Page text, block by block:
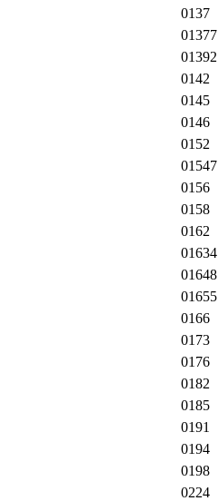
0137
01377
01392
0142
0145
0146
0152
01547
0156
0158
0162
01634
01648
01655
0166
0173
0176
0182
0185
0191
0194
0198
0224